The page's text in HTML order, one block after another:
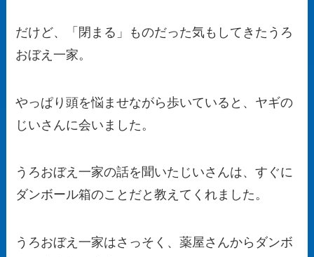
だけど、「閉まる」ものだった気もしてきたうろ
おぼえ一家。
やっぱり頭を悩ませながら歩いていると、ヤギの
じいさんに会いました。
うろおぼえ一家の話を聞いたじいさんは、すぐに
ダンボール箱のことだと教えてくれました。
うろおぼえ一家はさっそく、薬屋さんからダンボ